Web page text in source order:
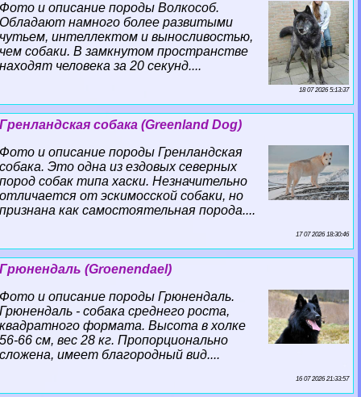
Фото и описание породы Волкособ.
Обладают намного более развитыми
чутьем, интеллектом и выносливостью,
чем собаки. В замкнутом прострaнcтве
находят человека за 20 секунд....
18 07 2026 5:13:37
Гренландская собака (Greenland Dog)
Фото и описание породы Гренландская
собака. Это одна из ездовых северных
пород собак типа хаски. Незначительно
отличается от эскимосской собаки, но
признана как самостоятельная порода....
17 07 2026 18:30:46
Грюнендаль (Groenendael)
Фото и описание породы Грюнендаль.
Грюнендаль - собака среднего роста,
квадратного формата. Высота в холке
56-66 см, вес 28 кг. Пропорционально
сложена, имеет благородный вид....
16 07 2026 21:33:57